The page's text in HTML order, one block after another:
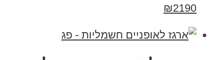
₪2190